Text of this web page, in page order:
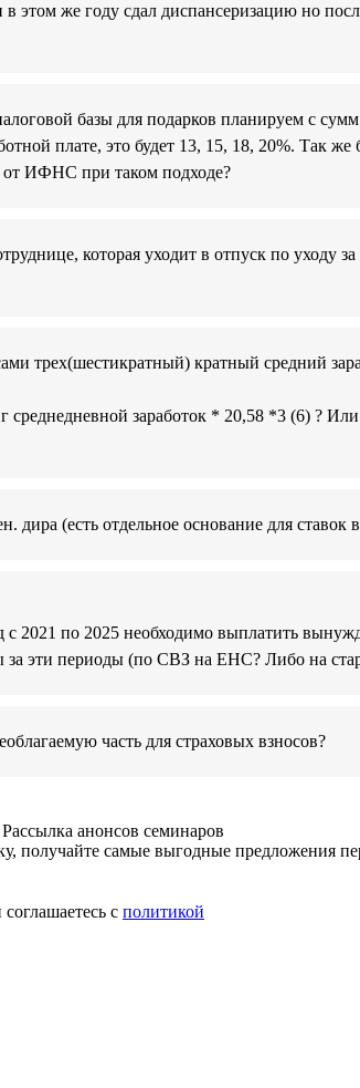
этом же году сдал диспансеризацию но
базы для подарков планируем с
плате, это будет 13, 15, 18, 20%. Так
от ИФНС при таком подходе?
которая уходит в отпуск по уходу
трех(шестикратный) кратный средний
среднедневной заработок * 20,58 *3 (6) ?
дира (есть отдельное основание для
2021 по 2025 необходимо выплатить
эти периоды (по СВЗ на ЕНС? Либо на
часть для страховых взносов?
Рассылка анонсов семинаров
получайте самые выгодные предложения
с политикой